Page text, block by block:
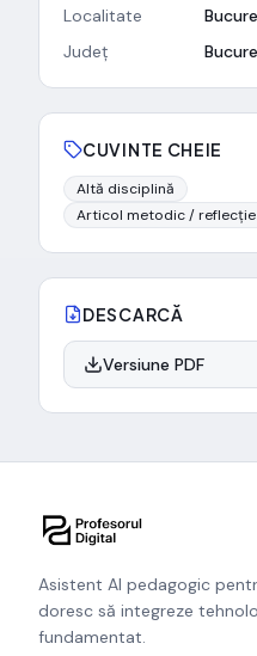
Localitate
Județ
CUVINTE CHEIE
Altă disciplină
Articol metodic /
DESCARCĂ
Versiune PDF
Asistent AI pedagogic
doresc să integreze
fundamentat.